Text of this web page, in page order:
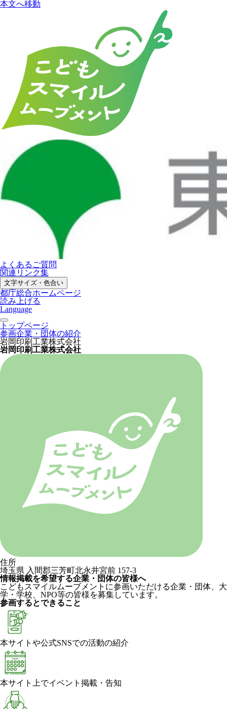
本文へ移動
よくあるご質問
関連リンク集
文字サイズ・色合い
都庁総合ホームページ
読み上げる
Language
トップページ
参画企業・団体の紹介
岩岡印刷工業株式会社
岩岡印刷工業株式会社
住所
埼玉県 入間郡三芳町北永井宮前 157-3
情報掲載を希望する企業・団体の皆様へ
こどもスマイルムーブメントに参画いただける企業・団体、大
学・学校、NPO等の皆様を募集しています。
参画するとできること
本サイトや公式SNSでの活動の紹介
本サイト上でイベント掲載・告知